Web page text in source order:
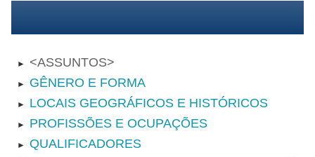
► ASSUNTOS
► GÊNERO E FORMA
► LOCAIS GEOGRÁFICOS E HISTÓRICOS
► PROFISSÕES E OCUPAÇÕES
► QUALIFICADORES